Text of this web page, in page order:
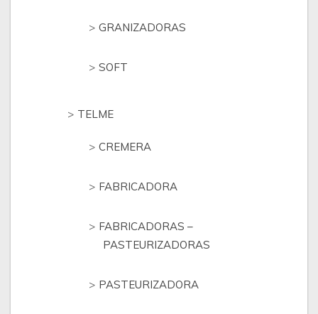
GRANIZADORAS
SOFT
TELME
CREMERA
FABRICADORA
FABRICADORAS –
PASTEURIZADORAS
PASTEURIZADORA